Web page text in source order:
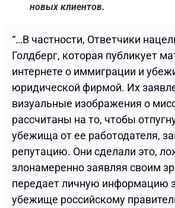
новых клиентов.
“…В частности, Ответчики
Голдберг, которая публикует
интернете о иммиграции и
юридической фирмой. Их
визуальные изображения о
рассчитаны на то, чтобы
убежища от ее работодателя,
репутацию. Они сделали это,
злонамеренно заявляя своим
передает личную информацию
убежище российскому